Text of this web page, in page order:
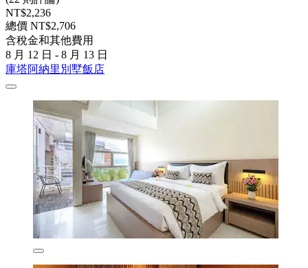
NT$2,236
總價 NT$2,706
含稅金和其他費用
8 月 12 日 - 8 月 13 日
庫塔阿納里別墅飯店